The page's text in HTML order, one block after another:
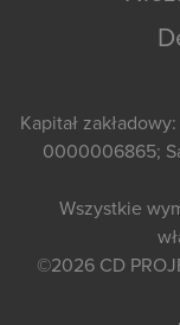
Kapitał
0000006865;
Wszystkie
©2026 CD